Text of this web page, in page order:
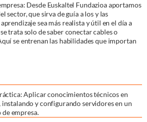
Desde Euskaltel Fundazioa aportamos
sector, que sirva de guía a los y las
sea más realista y útil en el día a
trata solo de saber conectar cables o
se entrenan las habilidades que importan
Aplicar conocimientos técnicos en
instalando y configurando servidores en un
empresa.